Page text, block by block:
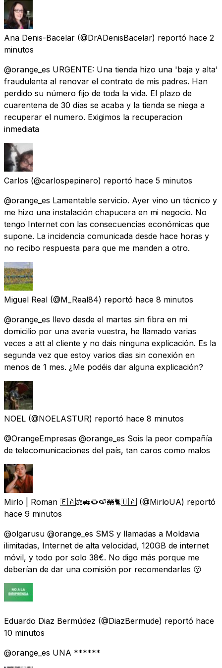
Ana Denis-Bacelar (@DrADenisBacelar) reportó hace 2
minutos
@orange_es URGENTE: Una tienda hizo una 'baja y alta'
fraudulenta al renovar el contrato de mis padres. Han
perdido su número fijo de toda la vida. El plazo de
cuarentena de 30 días se acaba y la tienda se niega a
recuperar el numero. Exigimos la recuperacion
inmediata
Carlos (@carlospepinero) reportó hace 5 minutos
@orange_es Lamentable servicio. Ayer vino un técnico y
me hizo una instalación chapucera en mi negocio. No
tengo Internet con las consecuencias económicas que
supone. La incidencia comunicada desde hace horas y
no recibo respuesta para que me manden a otro.
Miguel Real (@M_Real84) reportó hace 8 minutos
@orange_es llevo desde el martes sin fibra en mi
domicilio por una avería vuestra, he llamado varias
veces a att al cliente y no dais ninguna explicación. Es la
segunda vez que estoy varios dias sin conexión en
menos de 1 mes. ¿Me podéis dar alguna explicación?
NOEL (@NOELASTUR) reportó hace 8 minutos
@OrangeEmpresas @orange_es Sois la peor compañía
de telecomunicaciones del país, tan caros como malos
Mirlo | Roman 🇪🇦⚖️🚜🌻🍉🦝🐈🇺🇦 (@MirloUA) reportó
hace 9 minutos
@olgarusu @orange_es SMS y llamadas a Moldavia
ilimitadas, Internet de alta velocidad, 120GB de internet
móvil, y todo por solo 38€. No digo más porque me
deberían de dar una comisión por recomendarles 😗
Eduardo Diaz Bermúdez (@DiazBermude) reportó hace
10 minutos
@orange_es UNA ******